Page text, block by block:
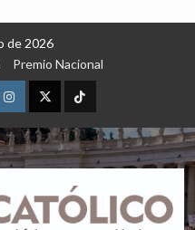
de 2026
Premio Nacional
Instagram
X TikTok